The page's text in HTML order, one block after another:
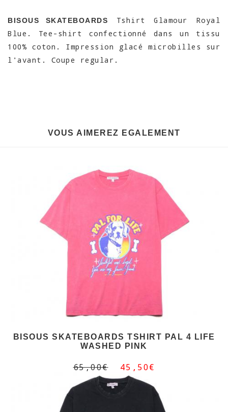
BISOUS SKATEBOARDS
Tshirt Glamour Royal
Blue. Tee-shirt confectionné dans un tissu
100% coton. Impression glacé microbilles sur
l'avant. Coupe regular.
VOUS AIMEREZ EGALEMENT
BISOUS SKATEBOARDS TSHIRT PAL 4 LIFE
WASHED PINK
65,00€ 45,50€